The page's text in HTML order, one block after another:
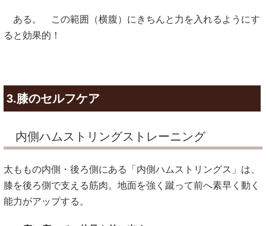
ある。 この範囲（横腹）にきちんと力を入れるようにす
ると効果的！
3.膝のセルフケア
内側ハムストリングストレーニング
太ももの内側・後ろ側にある「内側ハムストリングス」は、
膝を後ろ側で支える筋肉。地面を強く蹴って前へ素早く動く
能力がアップする。